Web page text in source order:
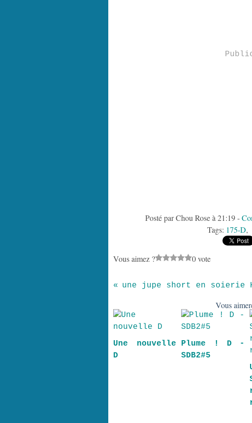
Posté par Chou Rose à 21:19 -
Tags: 175-D,
Vous aimez ? 0 vote
une jupe short en soierie
Vous
Une nouvelle
D
Plume ! D -
SDB2#5